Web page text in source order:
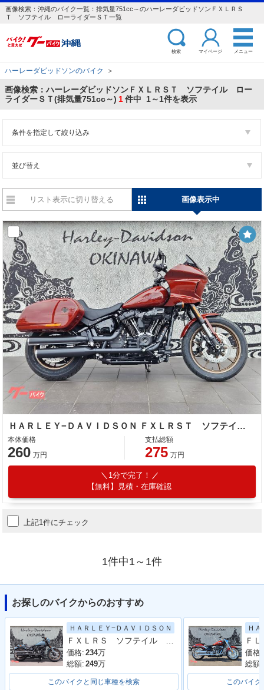
画像検索：沖縄のバイク一覧：排気量751cc～のハーレーダビッドソンＦＸＬＲＳ
Ｔ ソフテイル ローライダーＳＴ一覧
検索 マイページ メニュー
ハーレーダビッドソンのバイク ＞
画像検索：ハーレーダビッドソンＦＸＬＲＳＴ ソフテイル ロー
ライダーＳＴ(排気量751cc～) 1件中 1～1件を表示
条件を指定して絞り込み
並び替え
リスト表示に切り替える 画像表示中
ＨＡＲＬＥＹ−ＤＡＶＩＤＳＯＮ ＦＸＬＲＳＴ ソフテイル ローライダーＳＴ ２人乗り構造変更済み
本体価格
260 万円
支払総額
275 万円
1分で完了！
【無料】見積・在庫確認
上記1件にチェック
1件中1～1件
お探しのバイクからのおすすめ
ＨＡＲＬＥＹ−ＤＡＶＩＤＳＯＮ
価格: 234万
総額: 249万
このバイクと同じ車種を検索
Ｈ
価格:
総額:
このバイク